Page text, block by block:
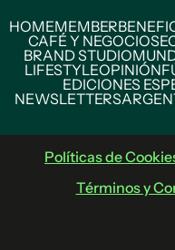
HOMEMEMBER
CAFÉ Y NEGOCIOS
BRAND STUDIO
LIFESTYLEOPINIÓN
EDICIONES
NEWSLETTERS
Políticas de
Términos y